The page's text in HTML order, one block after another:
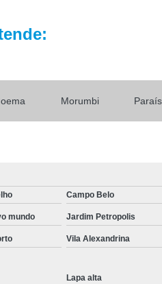
Tratamento de
Tratamento
Tratamentos
Tratamentos para Transtorno
Tratamento de
Morumbi
Campo Belo
mundo Jardim Petropolis
Vila Alexandrina
Lapa alta